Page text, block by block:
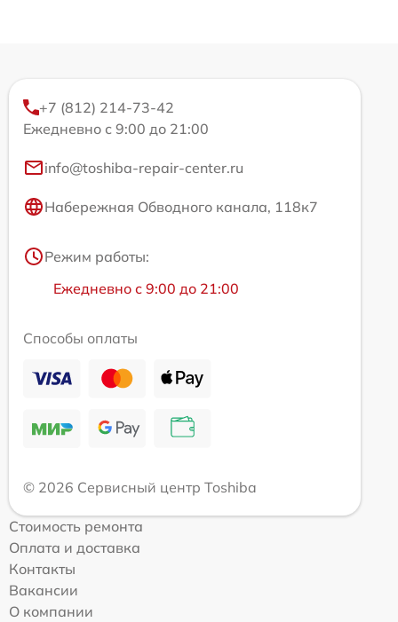
+7 (812) 214-73-42
Ежедневно с 9:00 до 21:00
info@toshiba-repair-center.ru
Набережная Обводного канала, 118к7
Режим работы:
Ежедневно с 9:00 до 21:00
Способы оплаты
© 2026 Сервисный центр Toshiba
Стоимость ремонта
Оплата и доставка
Контакты
Вакансии
О компании